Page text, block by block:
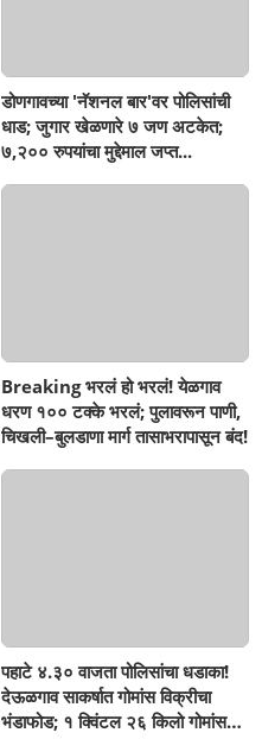
डोणगावच्या 'नॅशनल बार'वर पोलिसांची
धाड; जुगार खेळणारे ७ जण अटकेत;
७,२०० रुपयांचा मुद्देमाल जप्त...
Breaking भरलं हो भरलं! येळगाव
धरण १०० टक्के भरलं; पुलावरून पाणी,
चिखली–बुलडाणा मार्ग तासाभरापासून बंद!
पहाटे ४.३० वाजता पोलिसांचा धडाका!
देऊळगाव साकर्षात गोमांस विक्रीचा
भंडाफोड; १ क्विंटल २६ किलो गोमांस